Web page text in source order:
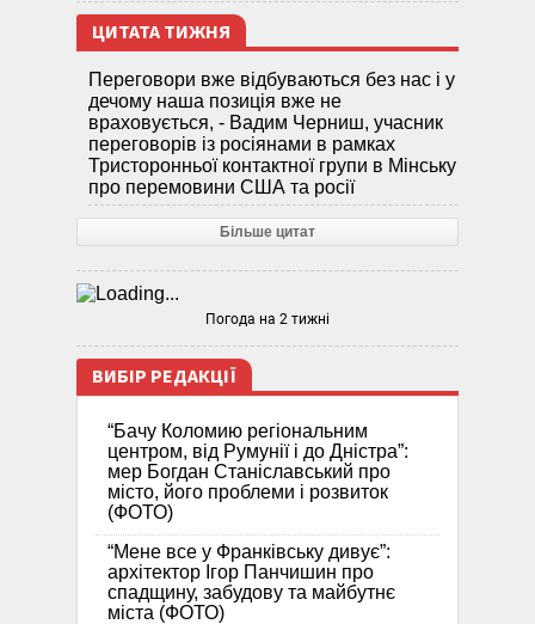
ЦИТАТА ТИЖНЯ
Переговори вже відбуваються без нас і у
дечому наша позиція вже не
враховується, - Вадим Черниш, учасник
переговорів із росіянами в рамках
Тристоронньої контактної групи в Мінську
про перемовини США та росії
Більше цитат
Погода на 2 тижні
ВИБІР РЕДАКЦІЇ
“Бачу Коломию регіональним
центром, від Румунії і до Дністра”:
мер Богдан Станіславський про
місто, його проблеми і розвиток
(ФОТО)
“Мене все у Франківську дивує”:
архітектор Ігор Панчишин про
спадщину, забудову та майбутнє
міста (ФОТО)